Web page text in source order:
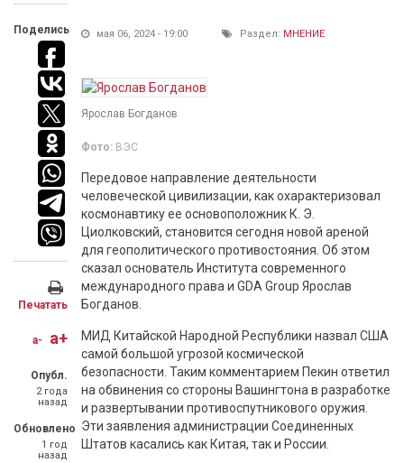
Поделись
Печатать
a- a+
Опубл.
2 года
назад
Обновлено
1 год
назад
мая 06, 2024 - 19:00 Раздел: МНЕНИЕ
Ярослав Богданов
Фото: ВЭС
Передовое направление деятельности
человеческой цивилизации, как охарактеризовал
космонавтику ее основоположник К. Э.
Циолковский, становится сегодня новой ареной
для геополитического противостояния. Об этом
сказал основатель Института современного
международного права и GDA Group Ярослав
Богданов.
МИД Китайской Народной Республики назвал США
самой большой угрозой космической
безопасности. Таким комментарием Пекин ответил
на обвинения со стороны Вашингтона в разработке
и развертывании противоспутникового оружия.
Эти заявления администрации Соединенных
Штатов касались как Китая, так и России.